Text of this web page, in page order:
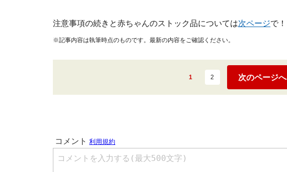
注意事項の続きと赤ちゃんのストック品については次ページで！
※記事内容は執筆時点のものです。最新の内容をご確認ください。
1 2 次のページへ